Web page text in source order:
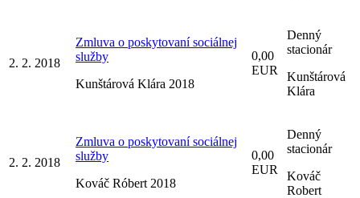
2. 2. 2018
Zmluva o poskytovaní sociálnej
služby
Kunštárová Klára 2018
0,00
EUR
Denný
stacionár
Kunštárová
Klára
2. 2. 2018
Zmluva o poskytovaní sociálnej
služby
Kováč Róbert 2018
0,00
EUR
Denný
stacionár
Kováč
Robert